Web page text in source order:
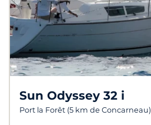
Sun Odyssey 32 i
Port la Forêt (5 km de Concarneau)